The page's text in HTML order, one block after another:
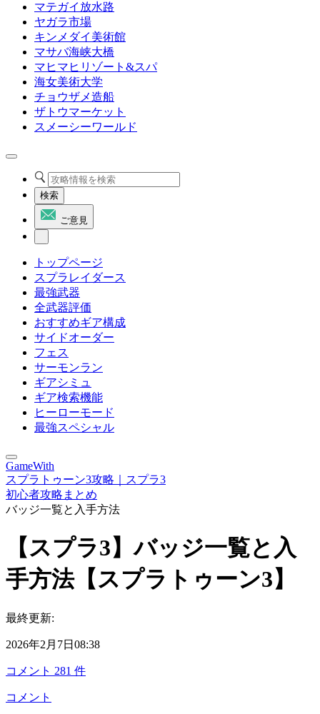
マテガイ放水路
ヤガラ市場
キンメダイ美術館
マサバ海峡大橋
マヒマヒリゾート&スパ
海女美術大学
チョウザメ造船
ザトウマーケット
スメーシーワールド
検索
ご意見
トップページ
スプラレイダース
最強武器
全武器評価
おすすめギア構成
サイドオーダー
フェス
サーモンラン
ギアシミュ
ギア検索機能
ヒーローモード
最強スペシャル
GameWith
スプラトゥーン3攻略｜スプラ3
初心者攻略まとめ
バッジ一覧と入手方法
【スプラ3】バッジ一覧と入
手方法【スプラトゥーン3】
最終更新:
2026年2月7日08:38
コメント 281 件
コメント